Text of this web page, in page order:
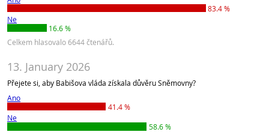
83.4 %
Ne
16.6 %
Celkem hlasovalo 6644 čtenářů.
13. January 2026
Přejete si, aby Babišova vláda získala důvěru Sněmovny?
Ano
41.4 %
Ne
58.6 %